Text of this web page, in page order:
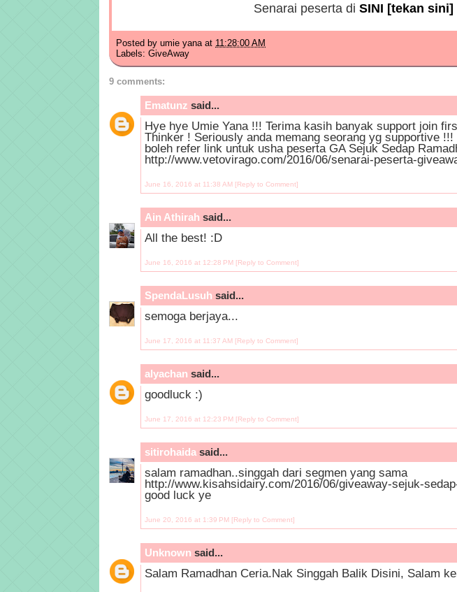
Senarai peserta di SINI [tekan sini]
Posted by umie yana at 11:28:00 AM
Labels: GiveAway
9 comments:
Ematunz said...
Hye hye Umie Yana !!! Terima kasih banyak support join
Thinker ! Seriously anda memang seorang yg supportive
boleh refer link untuk usha peserta GA Sejuk Sedap
http://www.vetovirago.com/2016/06/senarai-peserta-
June 16, 2016 at 11:38 AM [Reply to Comment]
Ain Athirah said...
All the best! :D
June 16, 2016 at 12:28 PM [Reply to Comment]
SpendaLusuh said...
semoga berjaya...
June 17, 2016 at 11:37 AM [Reply to Comment]
alyachan said...
goodluck :)
June 17, 2016 at 12:23 PM [Reply to Comment]
sitirohaida said...
salam ramadhan..singgah dari segmen yang sama
http://www.kisahsidairy.com/2016/06/giveaway-sejuk-
good luck ye
June 20, 2016 at 1:39 PM [Reply to Comment]
Unknown said...
Salam Ramadhan Ceria.Nak Singgah Balik Disini, Salam